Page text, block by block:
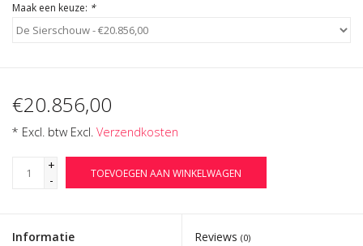
Maak een keuze: *
€20.856,00
* Excl. btw Excl. Verzendkosten
+
-
TOEVOEGEN AAN WINKELWAGEN
Informatie Reviews (0)